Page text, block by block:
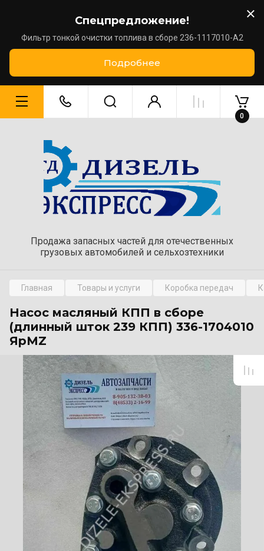
Спецпредложение!
Фильтр тонкой очистки топлива в сборе 236-1117010-А2
Подробнее
Продажа запасных частей для отечественных
грузовых автомобилей и сельхозтехники
0
Главная Товары и услуги Коробка передач
Насос масляный КПП в сборе
(длинный шток 239 КПП) 336-1704010
ЯрMZ